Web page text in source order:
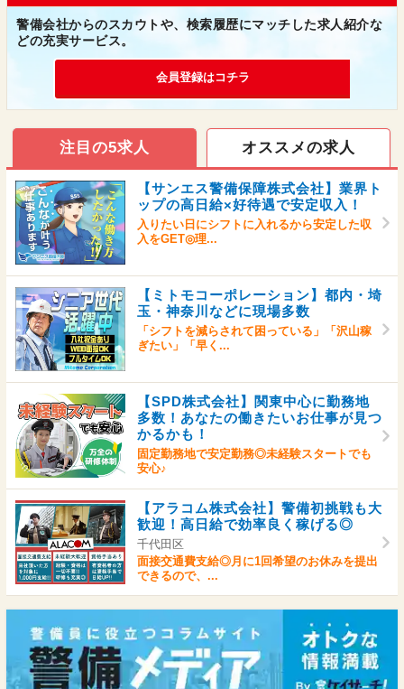
警備会社からのスカウトや、検索履歴にマッチした求人紹介な
どの充実サービス。
会員登録はコチラ
注目の5求人 オススメの求人
【サンエス警備保障株式会社】業界ト
ップの高日給×好待遇で安定収入！
入りたい日にシフトに入れるから安定した収
入をGET◎理...
【ミトモコーポレーション】都内・埼
玉・神奈川などに現場多数
「シフトを減らされて困っている」「沢山稼
ぎたい」「早く...
【SPD株式会社】関東中心に勤務地
多数！あなたの働きたいお仕事が見つ
かるかも！
固定勤務地で安定勤務◎未経験スタートでも
安心♪
【アラコム株式会社】警備初挑戦も大
歓迎！高日給で効率良く稼げる◎
千代田区
面接交通費支給◎月に1回希望のお休みを提出
できるので、...